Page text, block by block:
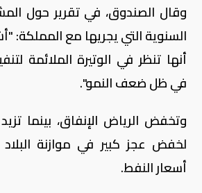
وقال الصندوق، في تقرير حول
السنوية التي يجريها مع المملكة:
أنها تنظر في الوتيرة الملائمة
في ظل ضعف النمو".
وتخفض الرياض الإنفاق، بينما
لخفض عجز كبير في موازنة
أسعار النفط.